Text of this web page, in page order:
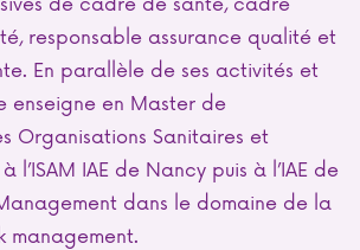
responsable assurance qualité et
En parallèle de ses activités et
enseigne en Master de
Organisations Sanitaires et
l’ISAM IAE de Nancy puis à l’IAE de
dans le domaine de la
management.